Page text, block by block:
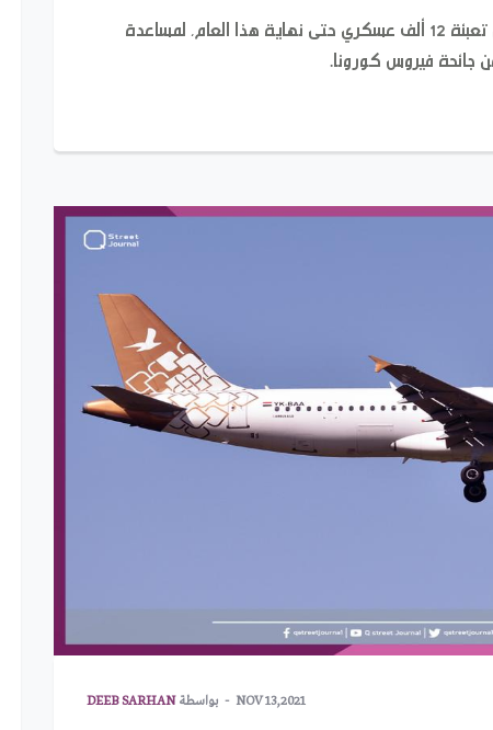
ذكرت وسائل إعلام ألمانية أن حكومة البلاد تنوي تعبئة 12 ألف عسكري حتى نهاية هذا العام، لمساعدة
جائحة فيروس كورونا.
NOV 13,2021 بواسطةDEEB SARHAN